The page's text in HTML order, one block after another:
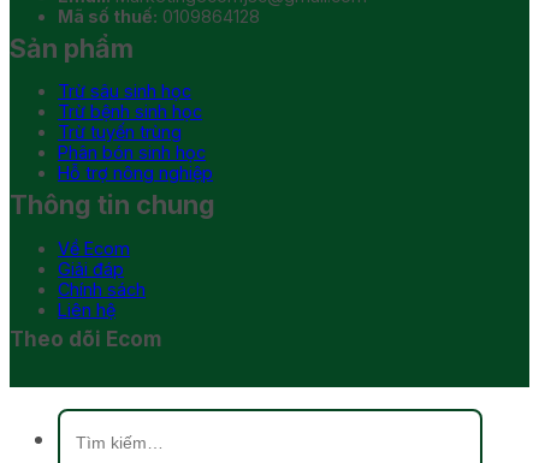
Mã số thuế: 0109864128
Sản phẩm
Trừ sâu sinh học
Trừ bệnh sinh học
Trừ tuyến trùng
Phân bón sinh học
Hỗ trợ nông nghiệp
Thông tin chung
Về Ecom
Giải đáp
Chính sách
Liên hệ
Theo dõi Ecom
Tìm
kiếm: